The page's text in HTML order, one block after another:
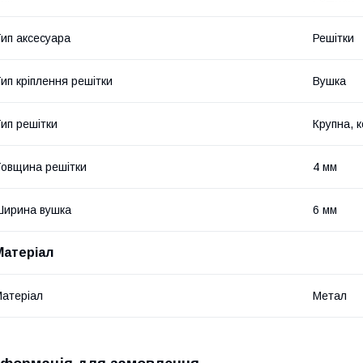
аксесуара Решітки
кріплення решітки Вушка
решітки Крупна,
решітки 4 мм
вушка 6 мм
Метал